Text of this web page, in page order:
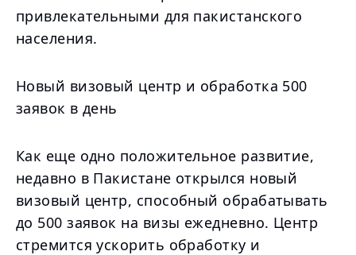
привлекательными для пакистанского
населения.
Новый визовый центр и обработка 500
заявок в день
Как еще одно положительное развитие,
недавно в Пакистане открылся новый
визовый центр, способный обрабатывать
до 500 заявок на визы ежедневно. Центр
стремится ускорить обработку и